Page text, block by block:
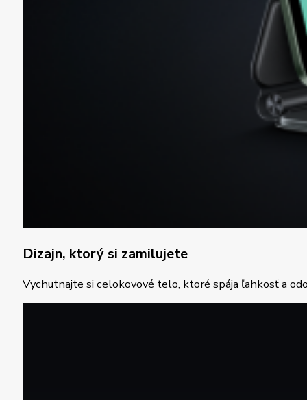
Dizajn, ktorý si zamilujete
Vychutnajte si celokovové telo, ktoré spája ľahkosť a